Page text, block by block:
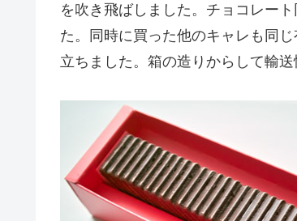
を吹き飛ばしました。チョコレー
た。同時に買った他のキャレも同
立ちました。箱の造りからして輸